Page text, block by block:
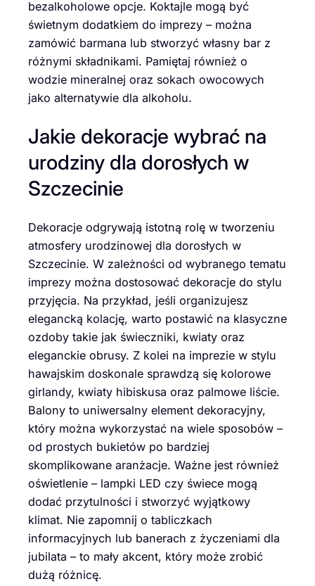
bezalkoholowe opcje. Koktajle mogą być
świetnym dodatkiem do imprezy – można
zamówić barmana lub stworzyć własny bar z
różnymi składnikami. Pamiętaj również o
wodzie mineralnej oraz sokach owocowych
jako alternatywie dla alkoholu.
Jakie dekoracje wybrać na
urodziny dla dorosłych w
Szczecinie
Dekoracje odgrywają istotną rolę w tworzeniu
atmosfery urodzinowej dla dorosłych w
Szczecinie. W zależności od wybranego tematu
imprezy można dostosować dekoracje do stylu
przyjęcia. Na przykład, jeśli organizujesz
elegancką kolację, warto postawić na klasyczne
ozdoby takie jak świeczniki, kwiaty oraz
eleganckie obrusy. Z kolei na imprezie w stylu
hawajskim doskonale sprawdzą się kolorowe
girlandy, kwiaty hibiskusa oraz palmowe liście.
Balony to uniwersalny element dekoracyjny,
który można wykorzystać na wiele sposobów –
od prostych bukietów po bardziej
skomplikowane aranżacje. Ważne jest również
oświetlenie – lampki LED czy świece mogą
dodać przytulności i stworzyć wyjątkowy
klimat. Nie zapomnij o tabliczkach
informacyjnych lub banerach z życzeniami dla
jubilata – to mały akcent, który może zrobić
dużą różnicę.